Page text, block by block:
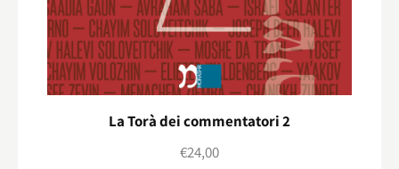
La Torà dei commentatori 2
€24,00